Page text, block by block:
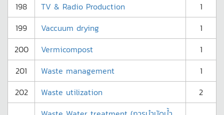
198
TV & Radio Production
1
199
Vaccuum drying
1
200
Vermicompost
1
201
Waste management
1
202
Waste utilization 2